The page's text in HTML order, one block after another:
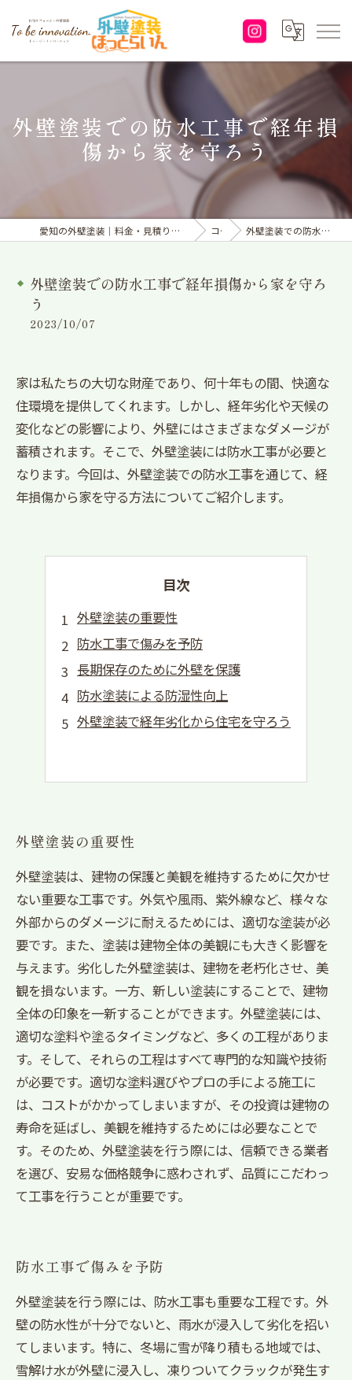
外壁塗装での防水工事で経年損
傷から家を守ろう
愛知の外壁塗装｜料金・見積り｜塗り替えなら「株式会社To be innovation.」へ コラム 外壁塗装での防水工事で経年損傷から家を守ろう
外壁塗装での防水工事で経年損傷から家を守ろ
う
2023/10/07
家は私たちの大切な財産であり、何十年もの間、快適な
住環境を提供してくれます。しかし、経年劣化や天候の
変化などの影響により、外壁にはさまざまなダメージが
蓄積されます。そこで、外壁塗装には防水工事が必要と
なります。今回は、外壁塗装での防水工事を通じて、経
年損傷から家を守る方法についてご紹介します。
目次
外壁塗装の重要性
防水工事で傷みを予防
長期保存のために外壁を保護
防水塗装による防湿性向上
外壁塗装で経年劣化から住宅を守ろう
外壁塗装の重要性
外壁塗装は、建物の保護と美観を維持するために欠かせ
ない重要な工事です。外気や風雨、紫外線など、様々な
外部からのダメージに耐えるためには、適切な塗装が必
要です。また、塗装は建物全体の美観にも大きく影響を
与えます。劣化した外壁塗装は、建物を老朽化させ、美
観を損ないます。一方、新しい塗装にすることで、建物
全体の印象を一新することができます。外壁塗装には、
適切な塗料や塗るタイミングなど、多くの工程がありま
す。そして、それらの工程はすべて専門的な知識や技術
が必要です。適切な塗料選びやプロの手による施工に
は、コストがかかってしまいますが、その投資は建物の
寿命を延ばし、美観を維持するためには必要なことで
す。そのため、外壁塗装を行う際には、信頼できる業者
を選び、安易な価格競争に惑わされず、品質にこだわっ
て工事を行うことが重要です。
防水工事で傷みを予防
外壁塗装を行う際には、防水工事も重要な工程です。外
壁の防水性が十分でないと、雨水が浸入して劣化を招い
てしまいます。特に、冬場に雪が降り積もる地域では、
雪解け水が外壁に浸入し、凍りついてクラックが発生す